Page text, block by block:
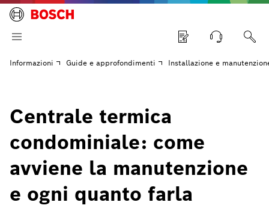
Informazioni Guide e approfondimenti Installazione e
Centrale termica
condominiale: come
avviene la manutenzione
e ogni quanto farla